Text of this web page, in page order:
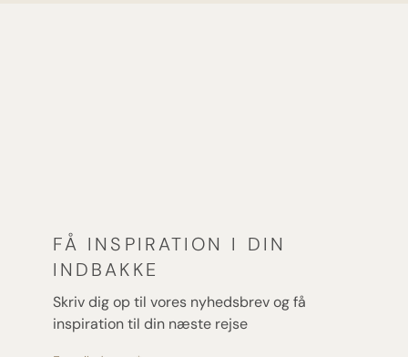
FÅ INSPIRATION I DIN
INDBAKKE
Skriv dig op til vores nyhedsbrev og få
inspiration til din næste rejse